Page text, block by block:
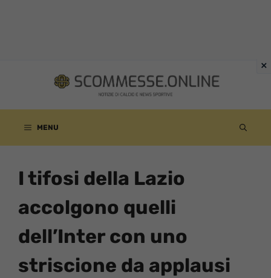
contenuto
MENU
I tifosi della Lazio
accolgono quelli
dell’Inter con uno
striscione da applausi